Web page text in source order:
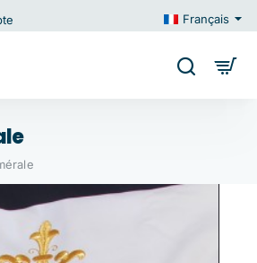
Français